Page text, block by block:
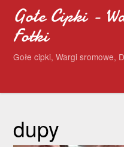
Gołe Cipki -
Fotki
Gołe cipki, Wargi sromowe,
dupy